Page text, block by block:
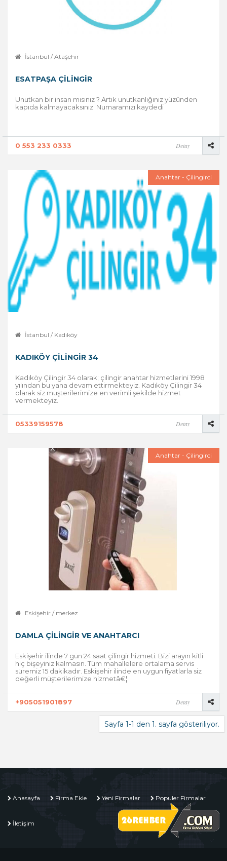
İstanbul / Ataşehir
ESATPAŞA ÇILINGIR
Unutkan bir insan mısınız ? Artık unutkanlığınız yüzünden
kapıda kalmayacaksınız. Numaramızı kaydedi
0 553 233 0333 Detay
Anahtar - Çilingirci
İstanbul / Kadıköy
KADIKÖY ÇILINGIR 34
Kadıköy Çilingir 34 olarak; çilingir anahtar hizmetlerini 1998
yılından bu yana devam ettirmekteyiz. Kadıköy Çilingir 34
olarak siz müşterilerimize en verimli şekilde hizmet
vermekteyiz.
05339159578 Detay
Anahtar - Çilingirci
Eskişehir / merkez
DAMLA ÇILINGIR VE ANAHTARCI
Eskişehir ilinde 7 gün 24 saat çilingir hizmeti. Bizi arayın kitli
hiç bişeyiniz kalmasın. Tüm mahallelere ortalama servis
süremiz 15 dakikadır. Eskişehir ilinde en uygun fiyatlarla siz
değerli müşterilerimize hizmetâ€¦
+905051901897 Detay
Sayfa 1-1 den 1. sayfa gösteriliyor.
Anasayfa Firma Ekle Yeni Firmalar Populer Firmalar
İletişim